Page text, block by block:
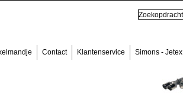
Contact Klantenservice Simons - Jetex